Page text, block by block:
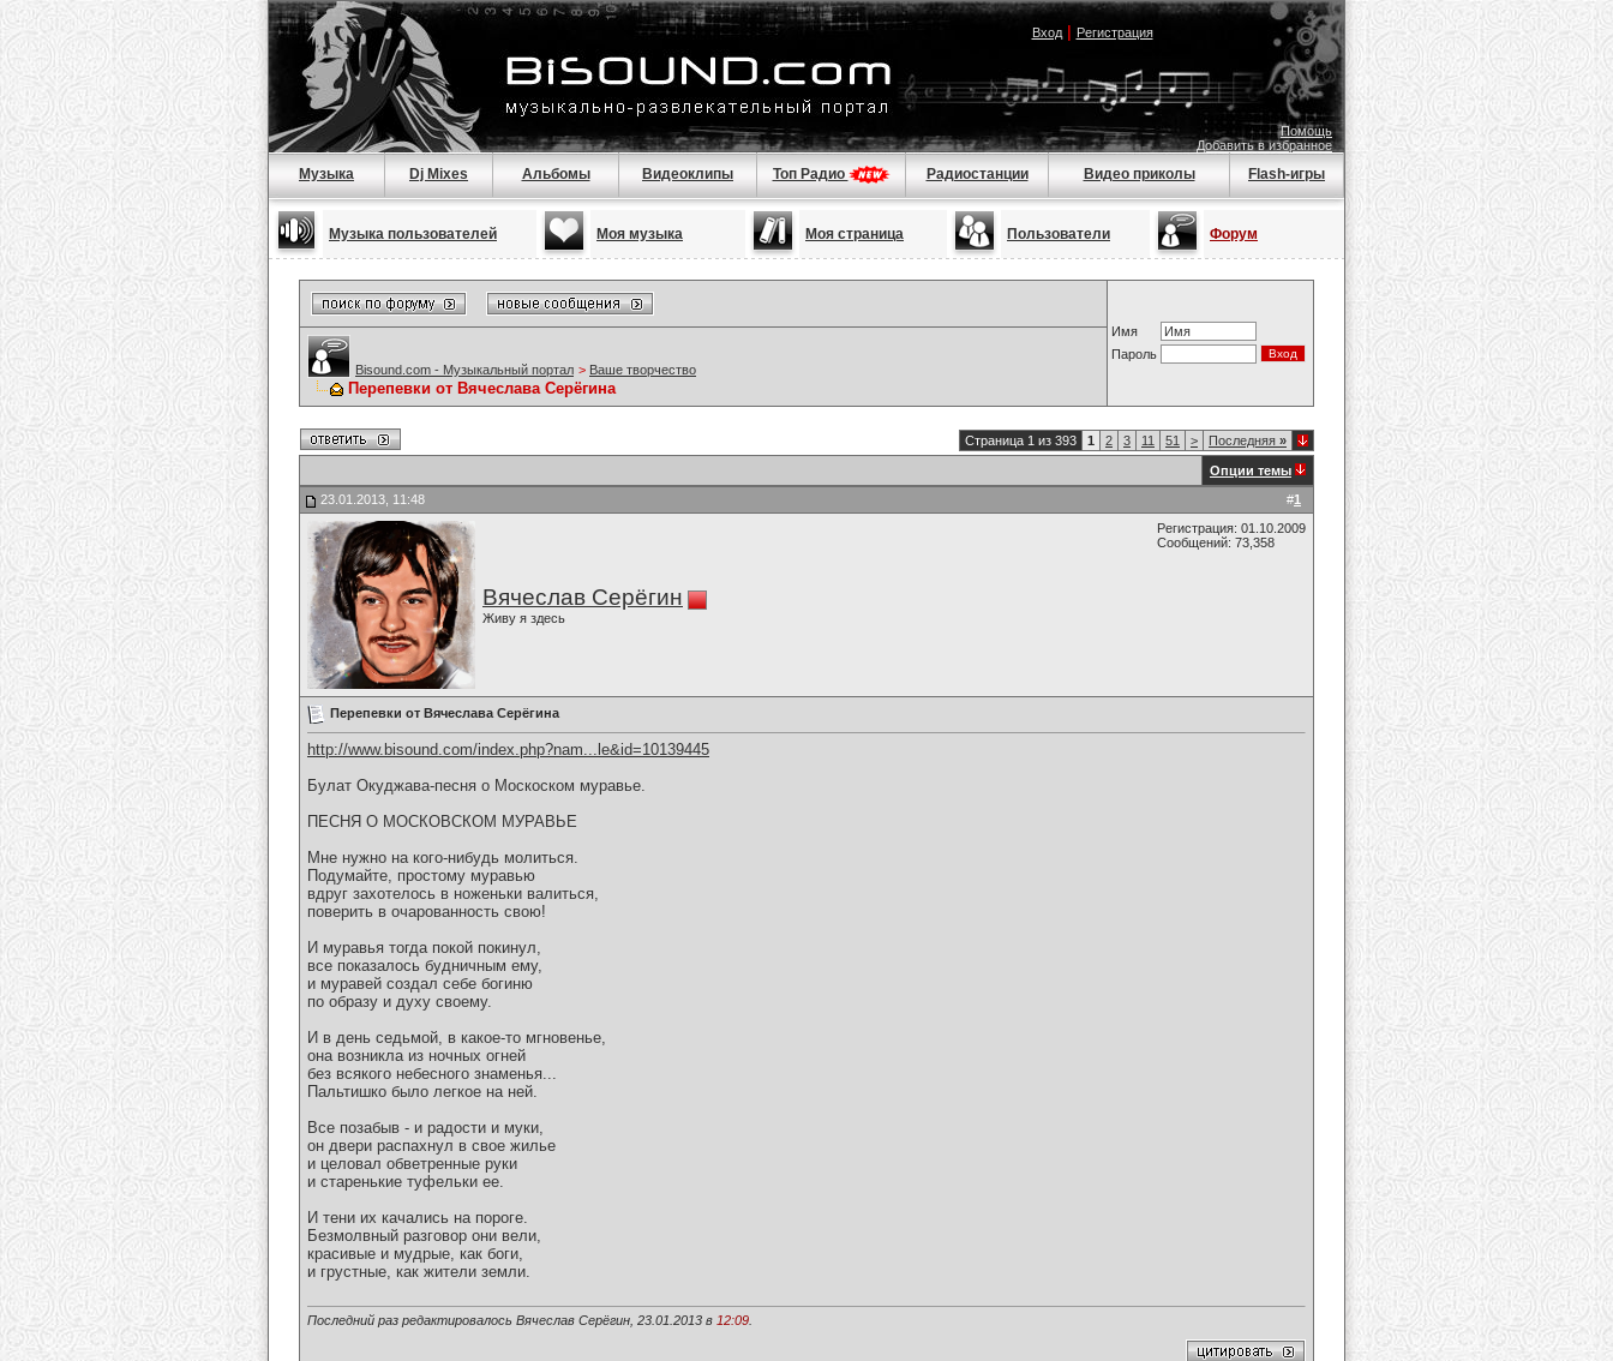
Вход| Регистрация
Помощь
Добавить в избранное
Музыка Dj Mixes Альбомы Видеоклипы Топ Радио Радиостанции Видео приколы Flash-игры
Музыка пользователей Моя музыка Моя страница Пользователи Форум
Имя
Пароль
Bisound.com - Музыкальный портал > Ваше творчество
Перепевки от Вячеслава Серёгина
Страница 1 из 393 1 2 3 11 51 > Последняя »
Опции темы
#1
23.01.2013, 11:48
Вячеслав Серёгин
Живу я здесь
Регистрация: 01.10.2009
Сообщений: 73,358
Перепевки от Вячеслава Серёгина
http://www.bisound.com/index.php?nam...le&id=10139445
Булат Окуджава-песня о Москоском муравье.
ПЕСНЯ О МОСКОВСКОМ МУРАВЬЕ
Мне нужно на кого-нибудь молиться.
Подумайте, простому муравью
вдруг захотелось в ноженьки валиться,
поверить в очарованность свою!
И муравья тогда покой покинул,
все показалось будничным ему,
и муравей создал себе богиню
по образу и духу своему.
И в день седьмой, в какое-то мгновенье,
она возникла из ночных огней
без всякого небесного знаменья...
Пальтишко было легкое на ней.
Все позабыв - и радости и муки,
он двери распахнул в свое жилье
и целовал обветренные руки
и старенькие туфельки ее.
И тени их качались на пороге.
Безмолвный разговор они вели,
красивые и мудрые, как боги,
и грустные, как жители земли.
Последний раз редактировалось Вячеслав Серёгин, 23.01.2013 в 12:09